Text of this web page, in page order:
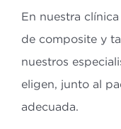
En nuestra
de composite y
nuestros
eligen, junto al
adecuada.